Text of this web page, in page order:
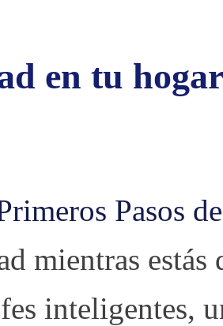
en tu
Pasos
mientras estás
inteligentes,